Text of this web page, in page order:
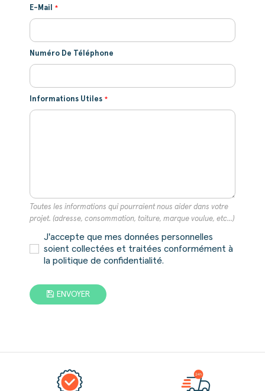
E-Mail
Numéro De Téléphone
Informations Utiles
Toutes les informations qui pourraient nous aider dans votre
projet. (adresse, consommation, toiture, marque voulue, etc...)
J'accepte que mes données personnelles
soient collectées et traitées conformément à
la politique de confidentialité.
ENVOYER